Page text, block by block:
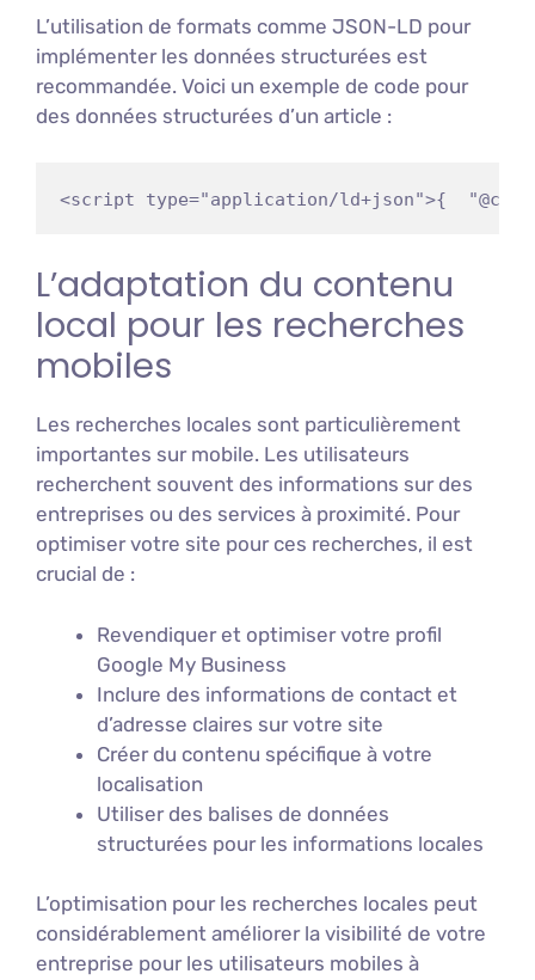
L’utilisation de formats comme JSON-LD pour
implémenter les données structurées est
recommandée. Voici un exemple de code pour
des données structurées d’un article :
<script type="application/ld+json">{
L’adaptation du contenu
local pour les recherches
mobiles
Les recherches locales sont particulièrement
importantes sur mobile. Les utilisateurs
recherchent souvent des informations sur des
entreprises ou des services à proximité. Pour
optimiser votre site pour ces recherches, il est
crucial de :
Revendiquer et optimiser votre profil
Google My Business
Inclure des informations de contact et
d’adresse claires sur votre site
Créer du contenu spécifique à votre
localisation
Utiliser des balises de données
structurées pour les informations locales
L’optimisation pour les recherches locales peut
considérablement améliorer la visibilité de votre
entreprise pour les utilisateurs mobiles à